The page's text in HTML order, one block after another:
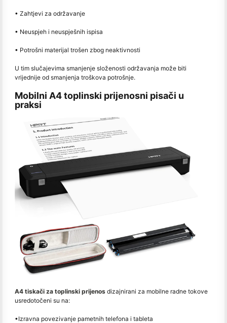
• Zahtjevi za održavanje
• Neuspjeh i neuspješnih ispisa
• Potrošni materijal trošen zbog neaktivnosti
U tim slučajevima smanjenje složenosti održavanja može biti
vrijednije od smanjenja troškova potrošnje.
Mobilni A4 toplinski prijenosni pisači u
praksi
A4 tiskači za toplinski prijenos dizajnirani za mobilne radne tokove
usredotočeni su na:
•Izravna povezivanje pametnih telefona i tableta